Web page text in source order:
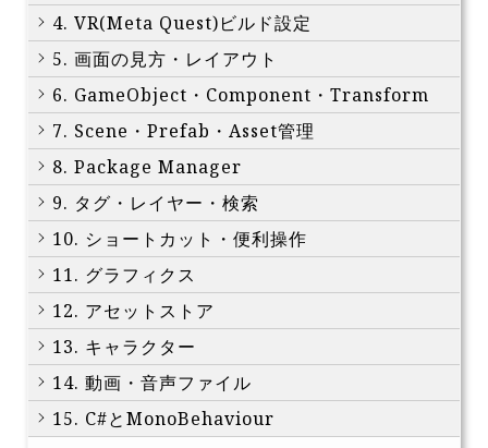
4. VR(Meta Quest)ビルド設定
5. 画面の見方・レイアウト
6. GameObject・Component・Transform
7. Scene・Prefab・Asset管理
8. Package Manager
9. タグ・レイヤー・検索
10. ショートカット・便利操作
11. グラフィクス
12. アセットストア
13. キャラクター
14. 動画・音声ファイル
15. C#とMonoBehaviour